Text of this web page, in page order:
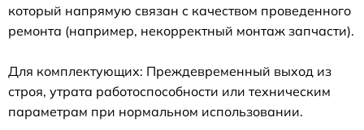
который напрямую связан с качеством проведенного
ремонта (например, некорректный монтаж запчасти).
Для комплектующих: Преждевременный выход из
строя, утрата работоспособности или техническим
параметрам при нормальном использовании.